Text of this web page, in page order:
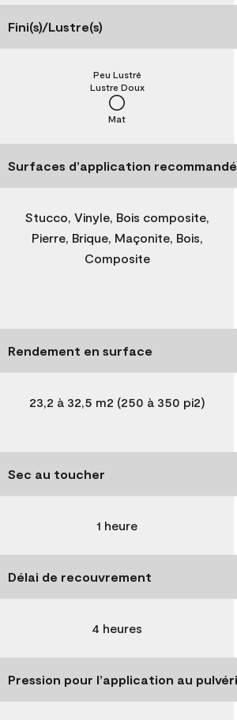
Fini(s)/Lustre(s)
Mat
Lustre Doux
Peu Lustré
Surfaces d’application
Stucco, Vinyle, Bois composite,
Pierre, Brique, Maçonite, Bois,
Composite
Rendement en surface
23,2 à 32,5 m2 (250 à 350 pi2)
Sec au toucher
1 heure
Délai de recouvrement
4 heures
Pression pour l’application au